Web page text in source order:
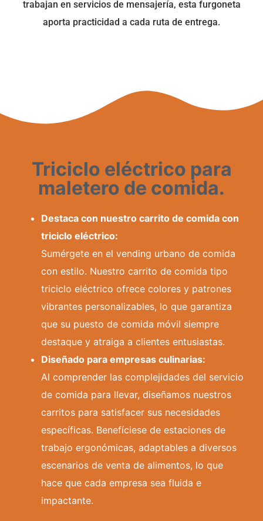
trabajan en servicios de mensajería, esta furgoneta
aporta practicidad a cada ruta de entrega.
Triciclo eléctrico para
maletero de comida.
Destaca con nuestro carrito de comida con
triciclo eléctrico:
Sumérgete en el vending urbano de comida
con estilo. Nuestro carrito de comida tipo
triciclo eléctrico ofrece colores y patrones
vibrantes personalizables, lo que garantiza
que su puesto de comida móvil siempre
destaque y atraiga a clientes entusiastas.
Diseñado para empresas culinarias:
Al comprender las complejidades del servicio
de comida para llevar, diseñamos nuestros
carritos para satisfacer sus necesidades
específicas. Benefíciese de estaciones de
trabajo ergonómicas, adaptables a diversos
escenarios de venta de alimentos, lo que
hace que cada empresa sea fluida e
impactante.